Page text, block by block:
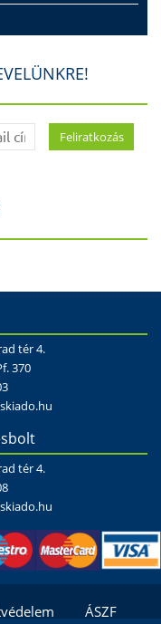
tér 4.
370
tér 4.
ÁSZF